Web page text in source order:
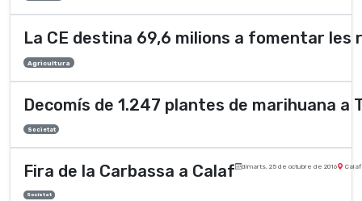
La CE destina 69,6 milions a fomentar les
Agricultura
Decomís de 1.247 plantes de marihuana a
Societat
Fira de la Carbassa a Calaf dimarts, 25 de octubre de 2016 Calaf
Societat